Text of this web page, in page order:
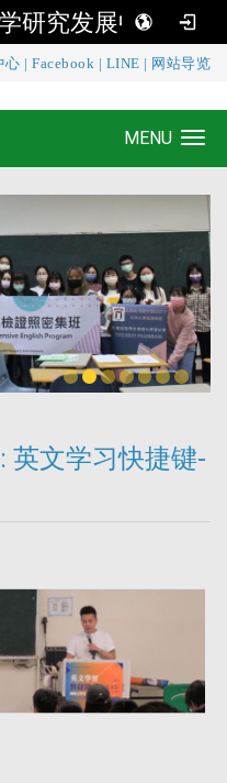
研究发展中心
心 |Facebook LINE 网站导览
研究发展中心
MENU
英文学习快捷键-